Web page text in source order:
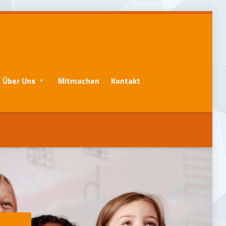
Über Uns Mitmachen Kontakt